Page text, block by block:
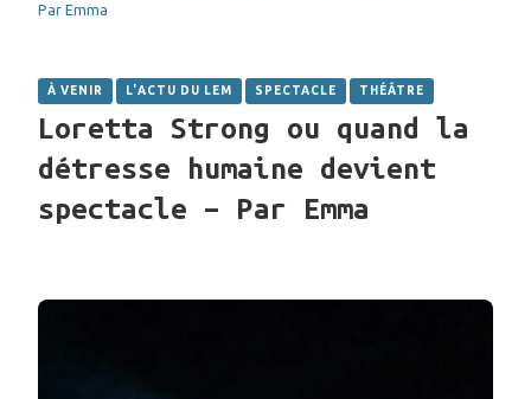
Par Emma
À VENIR L'ACTU DU LEM SPECTACLE THÉÂTRE
Loretta Strong ou quand la
détresse humaine devient
spectacle – Par Emma